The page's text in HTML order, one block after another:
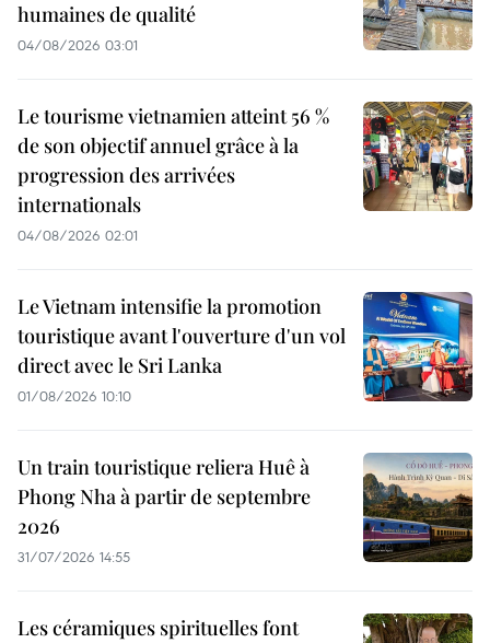
humaines de qualité
04/08/2026 03:01
Le tourisme vietnamien atteint 56 %
de son objectif annuel grâce à la
progression des arrivées
internationals
04/08/2026 02:01
Le Vietnam intensifie la promotion
touristique avant l'ouverture d'un vol
direct avec le Sri Lanka
01/08/2026 10:10
Un train touristique reliera Huê à
Phong Nha à partir de septembre
2026
31/07/2026 14:55
Les céramiques spirituelles font